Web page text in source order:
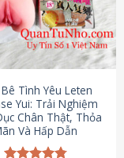
Tình Yêu Leten
Yui: Trải Nghiệm
Chân Thật, Thỏa
Và Hấp Dẫn